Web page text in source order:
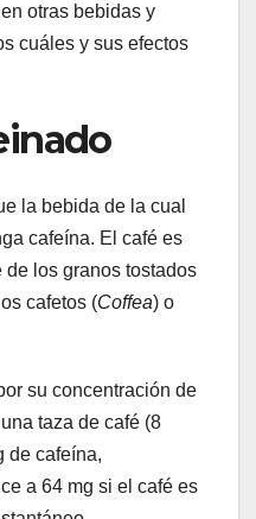
otras bebidas y
cuáles y sus efectos
la bebida de la cual
cafeína. El café es
los granos tostados
cafetos (Coffea) o
su concentración de
taza de café (8
de cafeína,
a 64 mg si el café es